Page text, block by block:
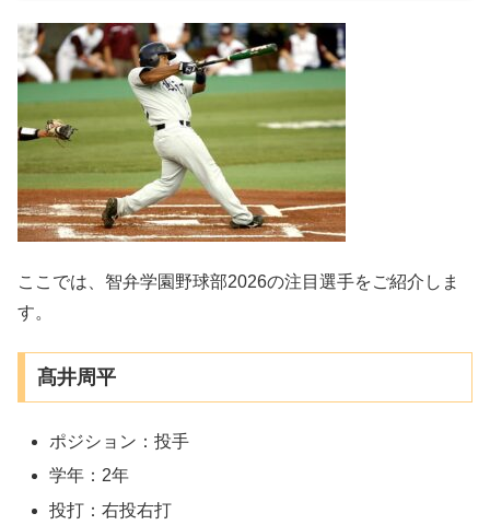
ここでは、智弁学園野球部2026の注目選手をご紹介しま
す。
髙井周平
ポジション：投手
学年：2年
投打：右投右打